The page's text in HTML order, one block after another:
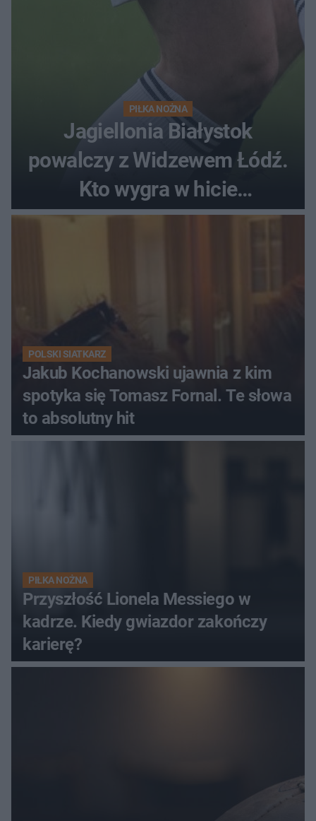
PIŁKA NOŻNA
Jagiellonia Białystok
powalczy z Widzewem Łódź.
Kto wygra w hicie
Ekstraklasy?
POLSKI SIATKARZ
Jakub Kochanowski ujawnia z kim
spotyka się Tomasz Fornal. Te słowa
to absolutny hit
PIŁKA NOŻNA
Przyszłość Lionela Messiego w
kadrze. Kiedy gwiazdor zakończy
karierę?